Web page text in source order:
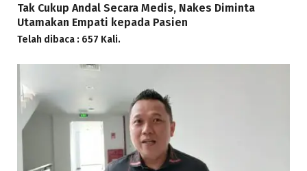
Tak Cukup Andal Secara Medis, Nakes Diminta
Utamakan Empati kepada Pasien
Telah dibaca : 657 Kali.